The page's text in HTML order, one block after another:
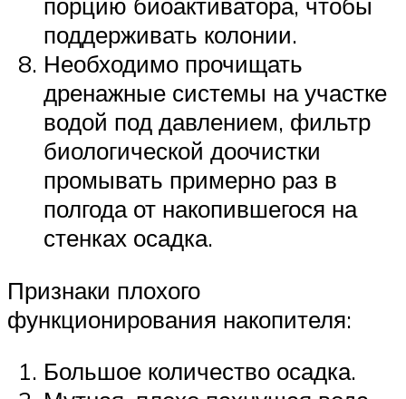
поддерживать колонии.
Необходимо прочищать
дренажные системы на участке
водой под давлением, фильтр
биологической доочистки
промывать примерно раз в
полгода от накопившегося на
стенках осадка.
Признаки плохого
функционирования накопителя:
Большое количество осадка.